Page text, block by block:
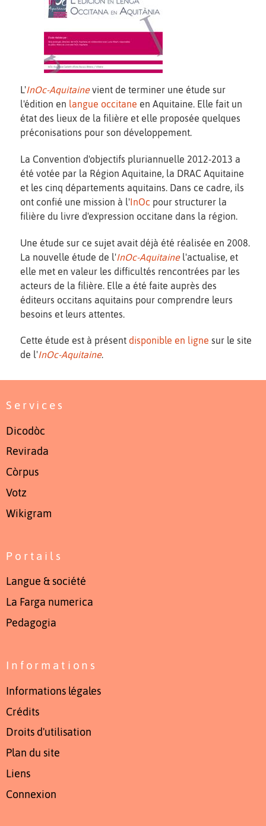
L'InOc-Aquitainevient de terminer une étude sur
l'édition en langue occitane en Aquitaine. Elle fait un
état des lieux de la filière et elle proposée quelques
préconisations pour son développement.
La Convention d'objectifs pluriannuelle 2012-2013 a
été votée par la Région Aquitaine, la DRAC Aquitaine
et les cinq départements aquitains. Dans ce cadre, ils
ont confié une mission à l'InOc pour structurer la
filière du livre d'expression occitane dans la région.
Une étude sur ce sujet avait déjà été réalisée en 2008.
La nouvelle étude de l'InOc-Aquitainel'actualise, et
elle met en valeur les difficultés rencontrées par les
acteurs de la filière. Elle a été faite auprès des
éditeurs occitans aquitains pour comprendre leurs
besoins et leurs attentes.
Cette étude est à présent disponible en ligne sur le site
de l'InOc-Aquitaine.
Services
Dicodòc
Revirada
Còrpus
Votz
Wikigram
Portails
Langue & société
La Farga numerica
Pedagogia
Informations
Informations légales
Crédits
Droits d'utilisation
Plan du site
Liens
Connexion